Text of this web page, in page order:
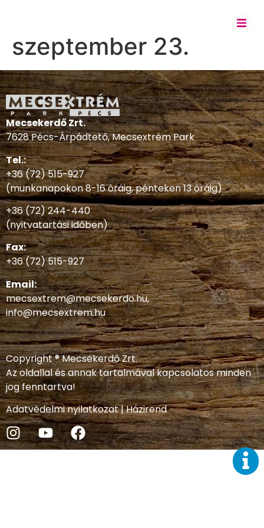
szeptember 23.
Mecsekerdő Zrt.
7628 Pécs-Árpádtető, Mecsextrém Park
Tel.:
+36 (72) 515-927
(munkanapokon 8-16 óráig, pénteken 13 óráig)
+36 (72) 244-440
(nyitvatartási időben)
Fax:
+36 (72) 515-927
Email:
mecsextrem@mecsekerdo.hu,
info@mecsextrem.hu
Copyright ® Mecsekerdő Zrt.
Az oldallal és annak tartalmával kapcsolatos minden
jog fenntartva!
Adatvédelmi nyilatkozat|Házirend